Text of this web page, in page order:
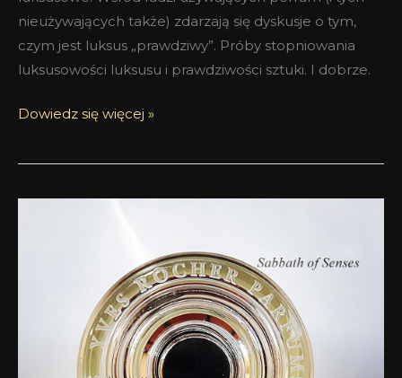
nieużywających także) zdarzają się dyskusje o tym,
czym jest luksus „prawdziwy”. Próby stopniowania
luksusowości luksusu i prawdziwości sztuki. I dobrze.
Dowiedz się więcej »